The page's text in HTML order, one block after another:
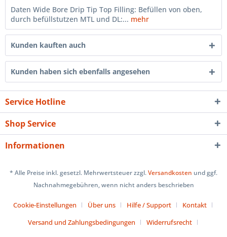
Daten Wide Bore Drip Tip Top Filling: Befüllen von oben,
durch befüllstutzen MTL und DL:... mehr
Kunden kauften auch
Kunden haben sich ebenfalls angesehen
Service Hotline
Shop Service
Informationen
* Alle Preise inkl. gesetzl. Mehrwertsteuer zzgl.Versandkosten und ggf.
Nachnahmegebühren, wenn nicht anders beschrieben
Cookie-Einstellungen Über uns Hilfe / Support
Kontakt
Versand und Zahlungsbedingungen
Widerrufsrecht